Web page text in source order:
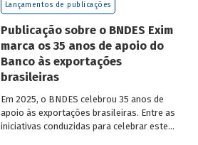
Lançamentos de publicações
Publicação sobre o BNDES Exim
marca os 35 anos de apoio do
Banco às exportações
brasileiras
Em 2025, o BNDES celebrou 35 anos de
apoio às exportações brasileiras. Entre as
iniciativas conduzidas para celebrar este